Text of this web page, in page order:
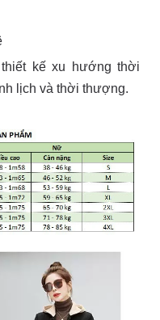
kế xu hướng thời
lịch và thời thượng.